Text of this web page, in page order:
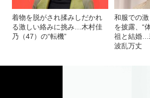
着物を脱がされ揉みしだかれ
る激しい絡みに挑み…木村佳
乃（47）の“転機”
和服での
を披露、“
祖と結婚…
波乱万丈